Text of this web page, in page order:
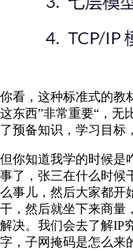
你看，这种标准式的教
这东西”非常重要“，无
了预备知识，学习目标
但你知道我学的时候是
事了，张三在什么时候
么事儿，然后大家都开
干，然后就坐下来商量
解决。我们会去了解IP
字，子网掩码是怎么来